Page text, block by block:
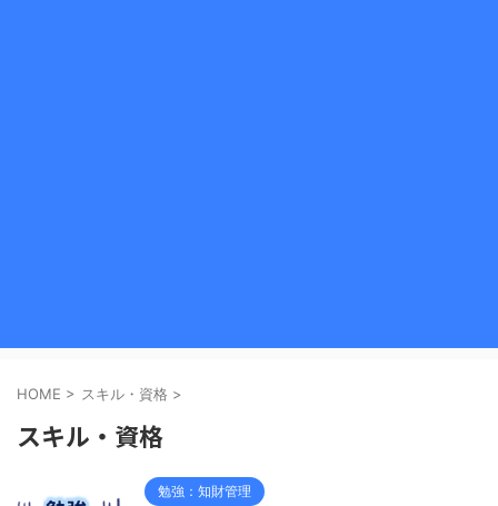
HOME > スキル・資格 >
スキル・資格
勉強：知財管理